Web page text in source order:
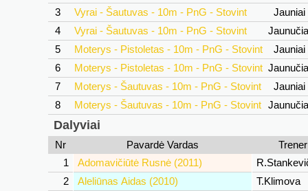
3
Vyrai - Šautuvas - 10m - PnG - Stovint
Jauniai
4
Vyrai - Šautuvas - 10m - PnG - Stovint
5
Moterys - Pistoletas - 10m - PnG - Stovint
Jauniai
6
Moterys - Pistoletas - 10m - PnG - Stovint
7
Moterys - Šautuvas - 10m - PnG - Stovint
Jauniai
8
Moterys - Šautuvas - 10m - PnG - Stovint
Dalyviai
Nr Pavardė Vardas
1
Adomavičiūtė Rusnė (2011)
2
Aleliūnas Aidas (2010)
T.Klimova